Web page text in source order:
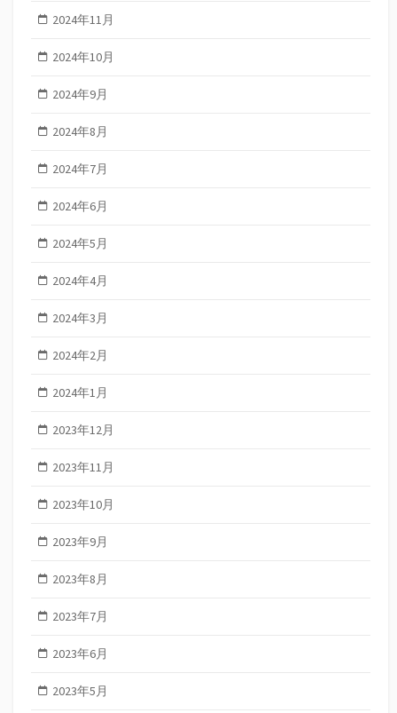
2024年11月
2024年10月
2024年9月
2024年8月
2024年7月
2024年6月
2024年5月
2024年4月
2024年3月
2024年2月
2024年1月
2023年12月
2023年11月
2023年10月
2023年9月
2023年8月
2023年7月
2023年6月
2023年5月